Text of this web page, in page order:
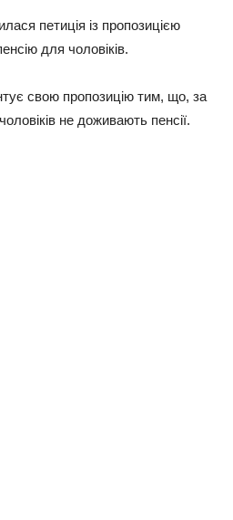
петиція із пропозицією
для чоловіків.
свою пропозицію тим, що, за
не доживають пенсії.